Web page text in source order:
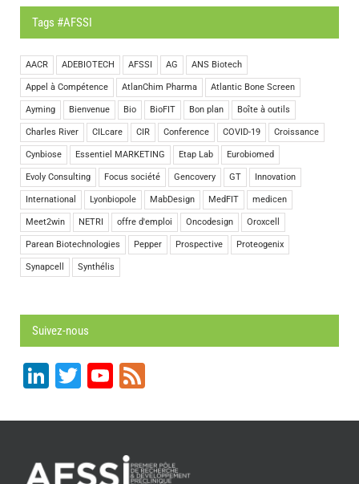
Tags #AFSSI
AACR ADEBIOTECH AFSSI AG ANS Biotech
Appel à Compétence AtlanChim Pharma Atlantic Bone Screen
Ayming Bienvenue Bio BioFIT Bon plan Boîte à outils
Charles River CILcare CIR Conference COVID-19 Croissance
Cynbiose Essentiel MARKETING Etap Lab Eurobiomed
Evoly Consulting Focus société Gencovery GT Innovation
International Lyonbiopole MabDesign MedFIT medicen
Meet2win NETRI offre d'emploi Oncodesign Oroxcell
Parean Biotechnologies Pepper Prospective Proteogenix
Synapcell Synthélis
Suivez-nous
LinkedIn
TwitterYouTube